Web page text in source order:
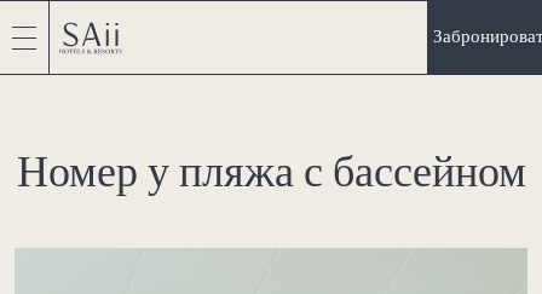
Номер у пляжа с бассейном